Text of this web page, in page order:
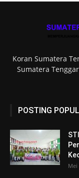
Koran Sumatera
Sumatera
POSTING
Mei